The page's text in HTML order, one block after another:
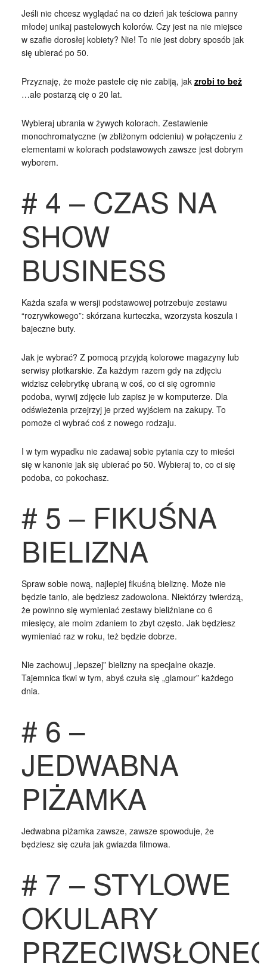
Jeśli nie chcesz wyglądać na co dzień jak teściowa panny
młodej unikaj pastelowych kolorów. Czy jest na nie miejsce
w szafie dorosłej kobiety? Nie! To nie jest dobry sposób jak
się ubierać po 50.
Przyznaję, że może pastele cię nie zabiją, jak zrobi to beż
…ale postarzą cię o 20 lat.
Wybieraj ubrania w żywych kolorach. Zestawienie
monochromatyczne (w zbliżonym odcieniu) w połączeniu z
elementami w kolorach podstawowych zawsze jest dobrym
wyborem.
# 4 – CZAS NA
SHOW
BUSINESS
Każda szafa w wersji podstawowej potrzebuje zestawu
“rozrywkowego”: skórzana kurteczka, wzorzysta koszula i
bajeczne buty.
Jak je wybrać? Z pomocą przyjdą kolorowe magazyny lub
serwisy plotkarskie. Za każdym razem gdy na zdjęciu
widzisz celebrytkę ubraną w coś, co ci się ogromnie
podoba, wyrwij zdjęcie lub zapisz je w komputerze. Dla
odświeżenia przejrzyj je przed wyjściem na zakupy. To
pomoże ci wybrać coś z nowego rodzaju.
I w tym wypadku nie zadawaj sobie pytania czy to mieści
się w kanonie jak się ubierać po 50. Wybieraj to, co ci się
podoba, co pokochasz.
# 5 – FIKUŚNA
BIELIZNA
Spraw sobie nową, najlepiej fikuśną bieliznę. Może nie
będzie tanio, ale będziesz zadowolona. Niektórzy twierdzą,
że powinno się wymieniać zestawy bieliźniane co 6
miesięcy, ale moim zdaniem to zbyt często. Jak będziesz
wymieniać raz w roku, też będzie dobrze.
Nie zachowuj „lepszej” bielizny na specjalne okazje.
Tajemnica tkwi w tym, abyś czuła się „glamour” każdego
dnia.
# 6 –
JEDWABNA
PIŻAMKA
Jedwabna piżamka zawsze, zawsze spowoduje, że
będziesz się czuła jak gwiazda filmowa.
# 7 – STYLOWE
OKULARY